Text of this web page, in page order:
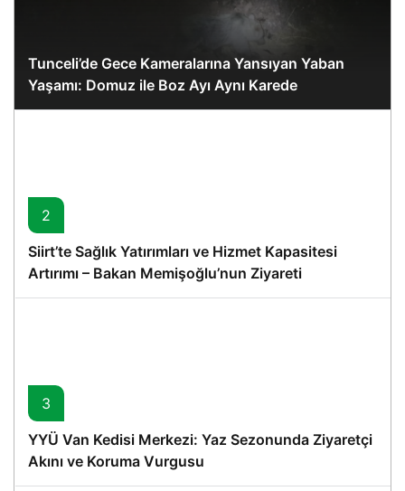
Tunceli’de Gece Kameralarına Yansıyan Yaban
Yaşamı: Domuz ile Boz Ayı Aynı Karede
2
Siirt’te Sağlık Yatırımları ve Hizmet Kapasitesi
Artırımı – Bakan Memişoğlu’nun Ziyareti
3
YYÜ Van Kedisi Merkezi: Yaz Sezonunda Ziyaretçi
Akını ve Koruma Vurgusu